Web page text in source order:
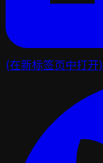
(在新标签页中打开)